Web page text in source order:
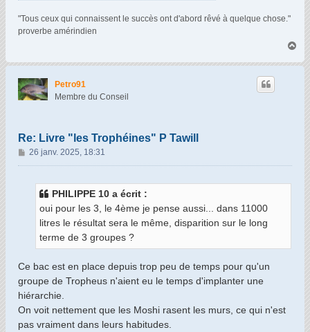
"Tous ceux qui connaissent le succès ont d'abord rêvé à quelque chose."
proverbe amérindien
u
Petro91
Membre du Conseil
Re: Livre "les Trophéines" P Tawill
M
e
26 janv. 2025, 18:31
PHILIPPE 10 a écrit :
oui pour les 3, le 4ème je pense aussi... dans 11000
litres le résultat sera le même, disparition sur le long
terme de 3 groupes ?
Ce bac est en place depuis trop peu de temps pour qu'un
groupe de Tropheus n'aient eu le temps d'implanter une
hiérarchie.
On voit nettement que les Moshi rasent les murs, ce qui n'est
pas vraiment dans leurs habitudes.